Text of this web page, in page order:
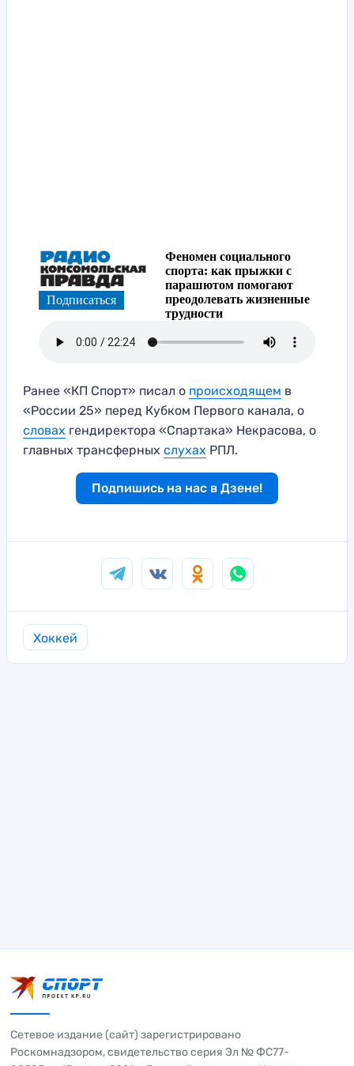
Ранее «КП Спорт» писал о происходящем в
«России 25» перед Кубком Первого канала, о
словах гендиректора «Спартака» Некрасова, о
главных трансферных слухах РПЛ.
Подпишись на нас в Дзене!
Хоккей
Сетевое издание (сайт) зарегистрировано
Роскомнадзором, свидетельство серия Эл № ФС77-